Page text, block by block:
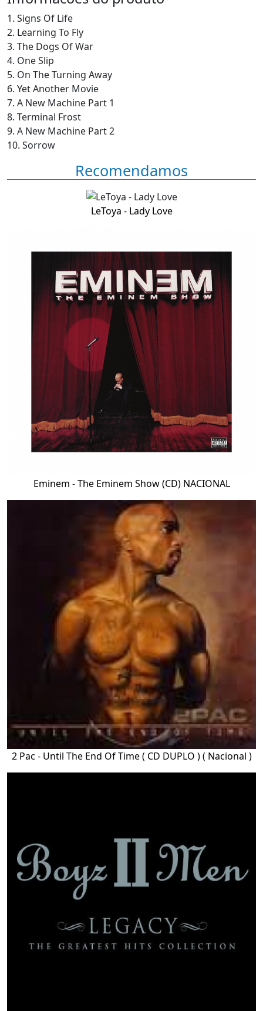
1. Signs Of Life
2. Learning To Fly
3. The Dogs Of War
4. One Slip
5. On The Turning Away
6. Yet Another Movie
7. A New Machine Part 1
8. Terminal Frost
9. A New Machine Part 2
10. Sorrow
Recomendamos
LeToya - Lady Love
Eminem - The Eminem Show (CD) NACIONAL
2 Pac - Until The End Of Time ( CD DUPLO ) ( Nacional )